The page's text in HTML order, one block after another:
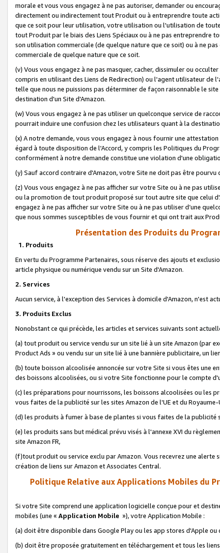
morale et vous vous engagez à ne pas autoriser, demander ou
directement ou indirectement tout Produit ou à entreprendre toute
que ce soit pour leur utilisation, votre utilisation ou l'utilisation de
tout Produit par le biais des Liens Spéciaux ou à ne pas entreprendre
son utilisation commerciale (de quelque nature que ce soit) ou à ne
commerciale de quelque nature que ce soit.
(v) Vous vous engagez à ne pas masquer, cacher, dissimuler ou
compris en utilisant des Liens de Redirection) ou l'agent utilisateur
telle que nous ne puissions pas déterminer de façon raisonnable le
destination d'un Site d'Amazon.
(w) Vous vous engagez à ne pas utiliser un quelconque service de
pourrait induire une confusion chez les utilisateurs quant à la
(x) A notre demande, vous vous engagez à nous fournir une
égard à toute disposition de l'Accord, y compris les Politiques du
conformément à notre demande constitue une violation d'une
(y) Sauf accord contraire d'Amazon, votre Site ne doit pas être
(z) Vous vous engagez à ne pas afficher sur votre Site ou à ne pas
ou la promotion de tout produit proposé sur tout autre site que celui
engagez à ne pas afficher sur votre Site ou à ne pas utiliser d’une
que nous sommes susceptibles de vous fournir et qui ont trait aux
Présentation des Produits du
1. Produits
En vertu du Programme Partenaires, sous réserve des ajouts et
article physique ou numérique vendu sur un Site d'Amazon.
2. Services
Aucun service, à l'exception des Services à domicile d'Amazon, n'est
3. Produits Exclus
Nonobstant ce qui précède, les articles et services suivants sont
(a) tout produit ou service vendu sur un site lié à un site Amazon (par
Product Ads » ou vendu sur un site lié à une bannière publicitaire, un
(b) toute boisson alcoolisée annoncée sur votre Site si vous êtes une
des boissons alcoolisées, ou si votre Site fonctionne pour le compte
(c) les préparations pour nourrissons, les boissons alcoolisées ou les
vous faites de la publicité sur les sites Amazon de l'UE et du Royaume-
(d) les produits à fumer à base de plantes si vous faites de la publicité
(e) les produits sans but médical prévu visés à l'annexe XVI du
site Amazon FR,
(f)tout produit ou service exclu par Amazon. Vous recevrez une alerte
création de liens sur Amazon et Associates Central.
Politique Relative aux Applications Mobiles du
Si votre Site comprend une application logicielle conçue pour et
mobiles (une « Application Mobile »), votre Application Mobile :
(a) doit être disponible dans Google Play ou les app stores d'Apple ou
(b) doit être proposée gratuitement en téléchargement et tous les